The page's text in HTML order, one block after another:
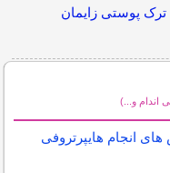
ترک پوستی زایمان
اندام و...)
انجام هایپرتروفی